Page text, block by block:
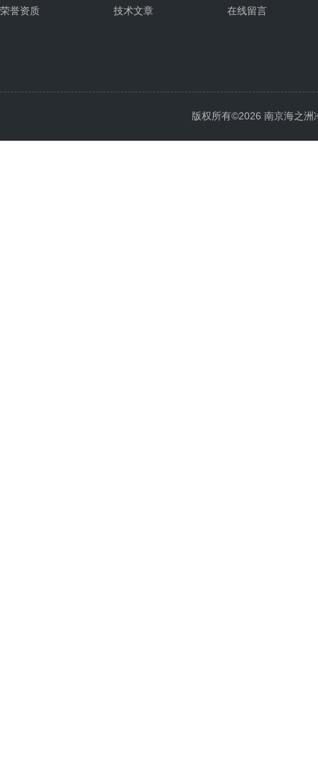
荣誉资质 技术文章 在线留言
版权所有©2026 南京海之